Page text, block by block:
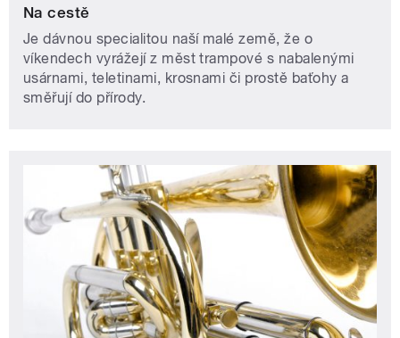
Na cestě
Je dávnou specialitou naší malé země, že o
víkendech vyrážejí z měst trampové s nabalenými
usárnami, teletinami, krosnami či prostě baťohy a
směřují do přírody.